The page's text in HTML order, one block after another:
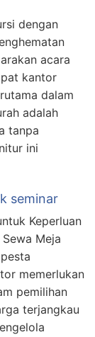
dengan
acara
kantor
dalam
adalah
tanpa
ini
seminar
Keperluan
Meja
memerlukan
pemilihan
terjangkau